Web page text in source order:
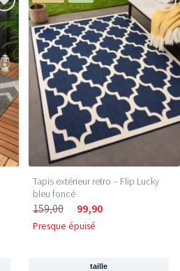
Tapis extérieur retro – Flip Lucky
bleu foncé
159,00 99,90
Presque épuisé
taille